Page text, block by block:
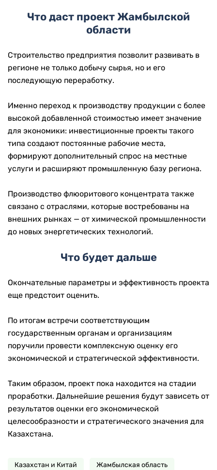
Что даст проект Жамбылской
области
Строительство предприятия позволит развивать в
регионе не только добычу сырья, но и его
последующую переработку.
Именно переход к производству продукции с более
высокой добавленной стоимостью имеет значение
для экономики: инвестиционные проекты такого
типа создают постоянные рабочие места,
формируют дополнительный спрос на местные
услуги и расширяют промышленную базу региона.
Производство флюоритового концентрата также
связано с отраслями, которые востребованы на
внешних рынках — от химической промышленности
до новых энергетических технологий.
Что будет дальше
Окончательные параметры и эффективность проекта
еще предстоит оценить.
По итогам встречи соответствующим
государственным органам и организациям
поручили провести комплексную оценку его
экономической и стратегической эффективности.
Таким образом, проект пока находится на стадии
проработки. Дальнейшие решения будут зависеть от
результатов оценки его экономической
целесообразности и стратегического значения для
Казахстана.
Казахстан и Китай Жамбылская область